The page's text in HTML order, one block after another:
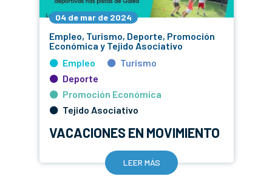
04 de mar de 2024
Empleo, Turismo, Deporte, Promoción
Económica y Tejido Asociativo
Empleo
Turismo
Deporte
Promoción Económica
Tejido Asociativo
VACACIONES EN MOVIMIENTO
LEER MÁS